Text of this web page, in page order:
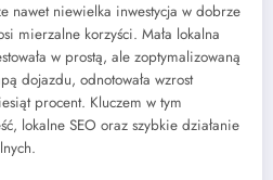
nawet niewielka inwestycja w dobrze
mierzalne korzyści. Mała lokalna
w prostą, ale zoptymalizowaną
dojazdu, odnotowała wzrost
procent. Kluczem w tym
lokalne SEO oraz szybkie działanie